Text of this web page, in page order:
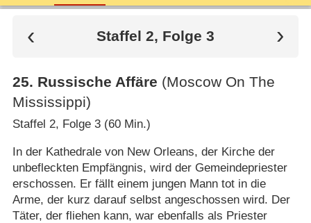
Staffel 2, Folge 3
25. Russische Affäre (Moscow On The
Mississippi)
Staffel 2, Folge 3 (60 Min.)
In der Kathedrale von New Orleans, der Kirche der
unbefleckten Empfängnis, wird der Gemeindepriester
erschossen. Er fällt einem jungen Mann tot in die
Arme, der kurz darauf selbst angeschossen wird. Der
Täter, der fliehen kann, war ebenfalls als Priester